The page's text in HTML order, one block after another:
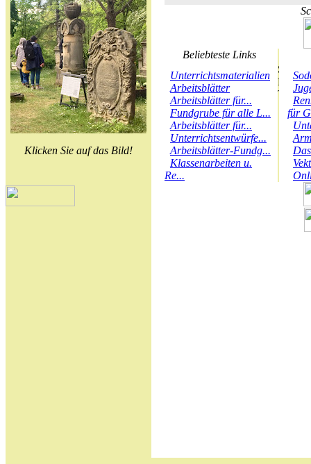
Klicken Sie auf das Bild!
Beliebteste Links
Unterrichtsmaterialien
Arbeitsblätter
Arbeitsblätter für...
Fundgrube für alle L...
Arbeitsblätter für...
Unterrichtsentwürfe...
Arbeitsblätter-Fundg...
Klassenarbeiten u.
Re...
für